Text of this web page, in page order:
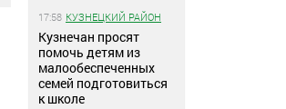
17:58 КУЗНЕЦКИЙ РАЙОН
Кузнечан просят
помочь детям из
малообеспеченных
семей подготовиться
к школе